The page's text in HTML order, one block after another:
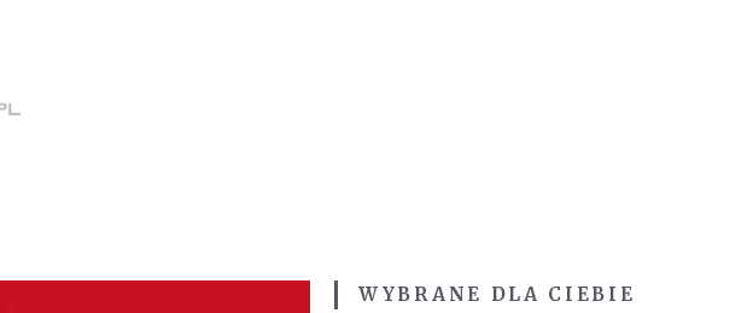
WYBRANE DLA CIEBIE